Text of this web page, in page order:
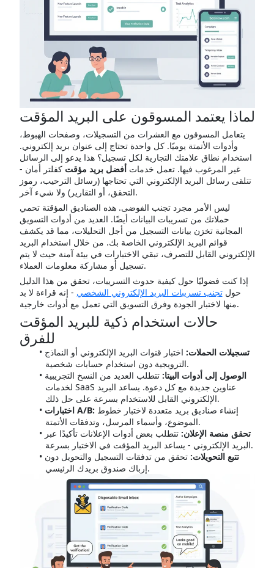
لماذا يعتمد المسوقون على البريد المؤقت
يتعامل المسوقون مع العشرات من التسجيلات، وصفحات الهبوط،
وأدوات الأتمتة يوميًا. كل واحدة تحتاج إلى عنوان بريد إلكتروني.
استخدام نطاق علامتك التجارية لكل تسجيل؟ هذا يدعو إلى الرسائل
غير المرغوب فيها. تعمل خدماتأفضل بريد مؤقت كفلتر أمان -
تتلقى رسائل البريد الإلكتروني التي تحتاجها (رسائل الترحيب، رموز
التحقق، أو التقارير) ولا شيء آخر.
ليس الأمر مجرد تجنب الفوضى. هذه الصناديق المؤقتة تحمي
حملاتك من تسريبات البيانات أيضًا. العديد من أدوات التسويق
المجانية تخزن بيانات التسجيل من أجل التحليلات، مما قد يكشف
قوائم البريد الإلكتروني الخاصة بك. من خلال استخدام البريد
الإلكتروني القابل للتصرف، تبقي الاختبارات في بيئة آمنة حيث لا يتم
تسجيل أو مشاركة معلومات العملاء.
إذا كنت فضوليًا حول كيفية حدوث التسريبات، تحقق من هذا الدليل
حولتجنب تسريبات البريد الإلكتروني الشخصي - إنه قراءة لا بد
منها لاختبار الجودة وفرق التسويق التي تعمل مع أدوات خارجية.
حالات استخدام ذكية للبريد المؤقت
للفرق
تسجيلات الحملات: اختبار قنوات البريد الإلكتروني أو النماذج
الترويجية دون استخدام حسابات شخصية.
الوصول إلى أدوات البيتا: تتطلب العديد من النسخ التجريبية
لخدمات SaaS عناوين جديدة مع كل دعوة. يساعد البريد
الإلكتروني القابل للاستخدام بسرعة على حل ذلك.
اختبارات A/B:
الموضوع، وأسماء المرسل، وتدفقات الأتمتة.
تحقق منصة الإعلان: تتطلب بعض أدوات الإعلانات تأكيدًا عبر
البريد الإلكتروني - يساعد البريد المؤقت في الاختبار بسرعة.
تتبع التحويلات: تحقق من تدفقات التسجيل والتحويل دون
إرباك صندوق بريدك الرئيسي.